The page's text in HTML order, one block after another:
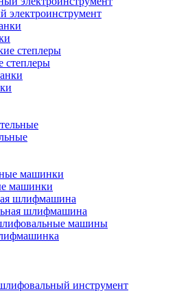
электроинструмент
степлеры
машинки
шлифмашина
шлифмашина
машины